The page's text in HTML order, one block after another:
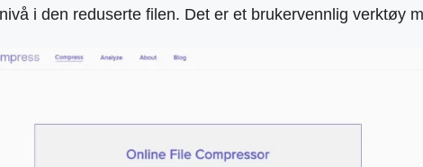
i den reduserte filen. Det er et brukervennlig verktøy